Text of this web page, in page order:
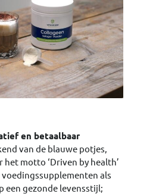
en betaalbaar
van de blauwe potjes,
motto ‘Driven by health’
als
een gezonde levensstijl;